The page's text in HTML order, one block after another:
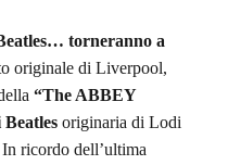
torneranno a
originale di Liverpool,
“The ABBEY
Beatles originaria di Lodi
ricordo dell’ultima